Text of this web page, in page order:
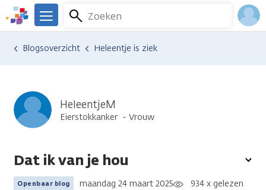
Overslaan
en
naar
We
er
Kanker.nl
Zoeken
Menu
Ervaringen van anderen
Blogsoverzicht Heleentje is ziek
HeleentjeM
Eierstokkanker Vrouw
Dat ik van je hou
Openbaar blog maandag 24 maart 2025 934 x gelezen